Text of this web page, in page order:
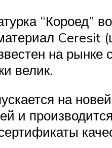
“Короед”
Ceresit
на
велик.
на
и